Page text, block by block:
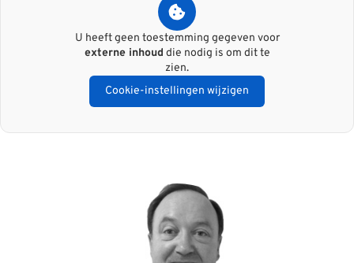
U heeft geen toestemming gegeven voor
externe inhoud die nodig is om dit te
zien.
Cookie-instellingen wijzigen